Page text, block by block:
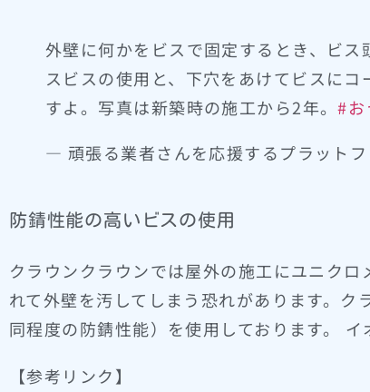
外壁に何かをビスで固定するとき、ビ
スビスの使用と、下穴をあけてビスに
すよ。写真は新築時の施工から2年。#
— 頑張る業者さんを応援するプラッ
防錆性能の高いビスの使用
クラウンクラウンでは屋外の施工にユニク
れて外壁を汚してしまう恐れがあります。ク
同程度の防錆性能）を使用しております。
【参考リンク】